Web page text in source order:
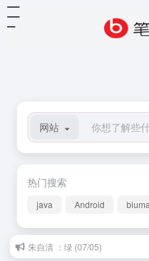
网站
热门搜索
java Android
朱自清 ：绿 (07/05)